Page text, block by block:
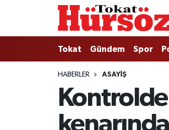
Tokat Gündem Spor
HABERLER ASAYIŞ
Tokat
Türkiye Gündemi
Gündem
Nöbetçi Eczaneler
Hava Durumu
Tokat Namaz Vakitleri
Trafik Durumu